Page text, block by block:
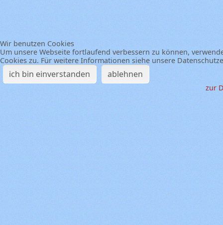
Wir benutzen Cookies
Um unsere Webseite fortlaufend verbessern zu können,
Cookies zu. Für weitere Informationen siehe unsere
ich bin einverstanden ablehnen
zur